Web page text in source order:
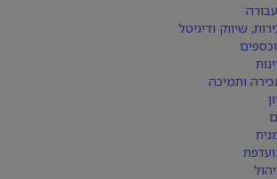
שיווק ודיגיטל
ותמיכה